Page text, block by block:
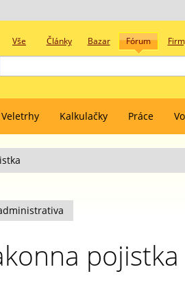
Vše Články Bazar Fórum
Veletrhy Kalkulačky Práce
pojistka